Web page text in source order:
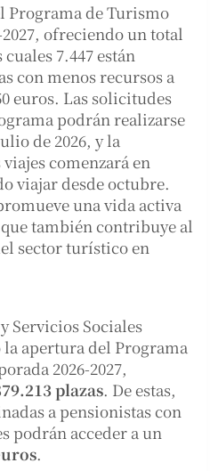
Programa de Turismo
ofreciendo un total
cuales 7.447 están
con menos recursos a
euros. Las solicitudes
podrán realizarse
de 2026, y la
comenzará en
viajar desde octubre.
una vida activa
también contribuye al
sector turístico en
Servicios Sociales
apertura del Programa
2026-2027,
plazas. De estas,
a pensionistas con
podrán acceder a un
.